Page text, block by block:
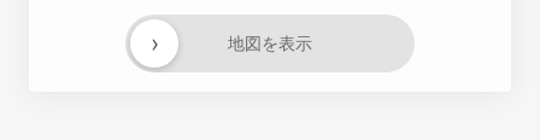
地図を表示
›